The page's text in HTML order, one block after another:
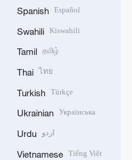
Spanish Español
Swahili Kiswahili
Tamil தமிழ்
Thai ไทย
Turkish Türkçe
Ukrainian Українська
Urdu اردو
Vietnamese Tiếng Việt